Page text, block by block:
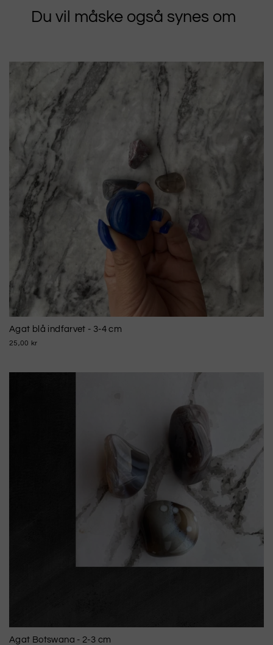
Du vil måske også synes om
Agat blå indfarvet - 3-4 cm
25,00 kr
Agat Botswana - 2-3 cm